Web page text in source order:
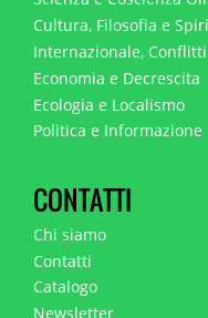
Cultura, Filosofia e
Internazionale,
Economia e Decrescita
Ecologia e Localismo
Politica e Informazione
CONTATTI
Chi siamo
Contatti
Catalogo
Newsletter